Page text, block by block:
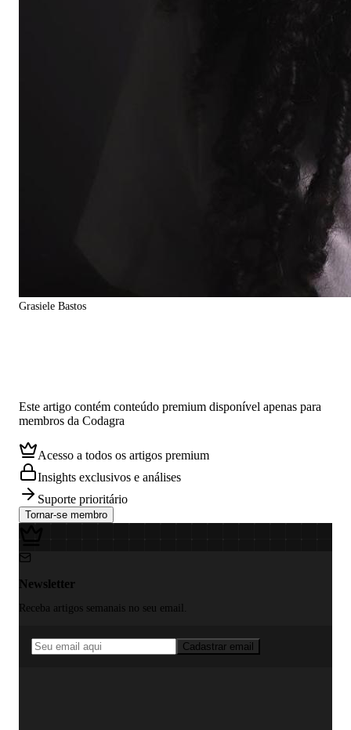
Grasiele Bastos
Este artigo contém conteúdo premium disponível apenas para
membros da Codagra
Acesso a todos os artigos premium
Insights exclusivos e análises
Suporte prioritário
Tornar-se membro
Newsletter
Receba artigos semanais no seu email.
Cadastrar email